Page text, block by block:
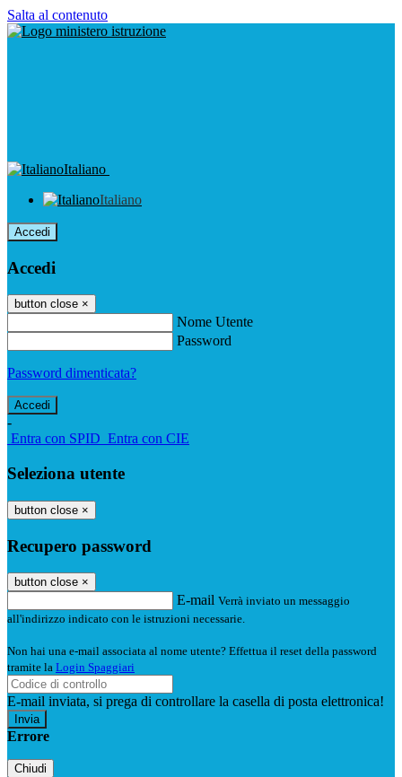
Salta al contenuto
Italiano
Italiano
Accedi
Accedi
button close ×
Nome Utente
Password
Password dimenticata?
-
Entra con SPID Entra con CIE
Seleziona utente
button close ×
Recupero password
button close ×
E-mail Verrà inviato un messaggio
all'indirizzo indicato con le istruzioni necessarie.
Non hai una e-mail associata al nome utente? Effettua il reset della password
tramite la Login Spaggiari
E-mail inviata, si prega di controllare la casella di posta elettronica!
Errore
Chiudi